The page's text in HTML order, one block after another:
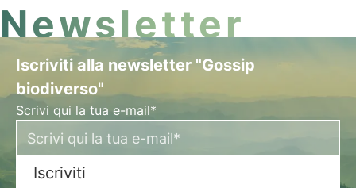
Newsletter
Iscriviti alla newsletter "Gossip
biodiverso"
Scrivi qui la tua e-mail*
Iscriviti